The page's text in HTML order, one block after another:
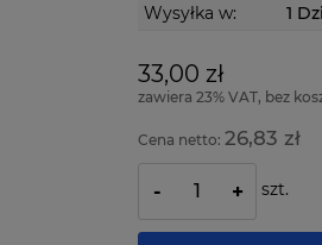
Wysyłka w:
1
33,00 zł
zawiera 23% VAT, bez
Cena netto:26,83 zł
- + szt.